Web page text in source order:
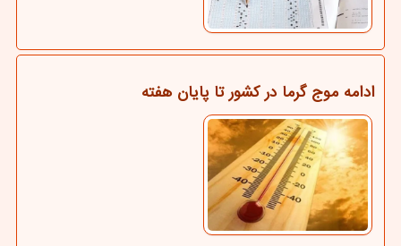
ادامه موج گرما در کشور تا پایان هفته